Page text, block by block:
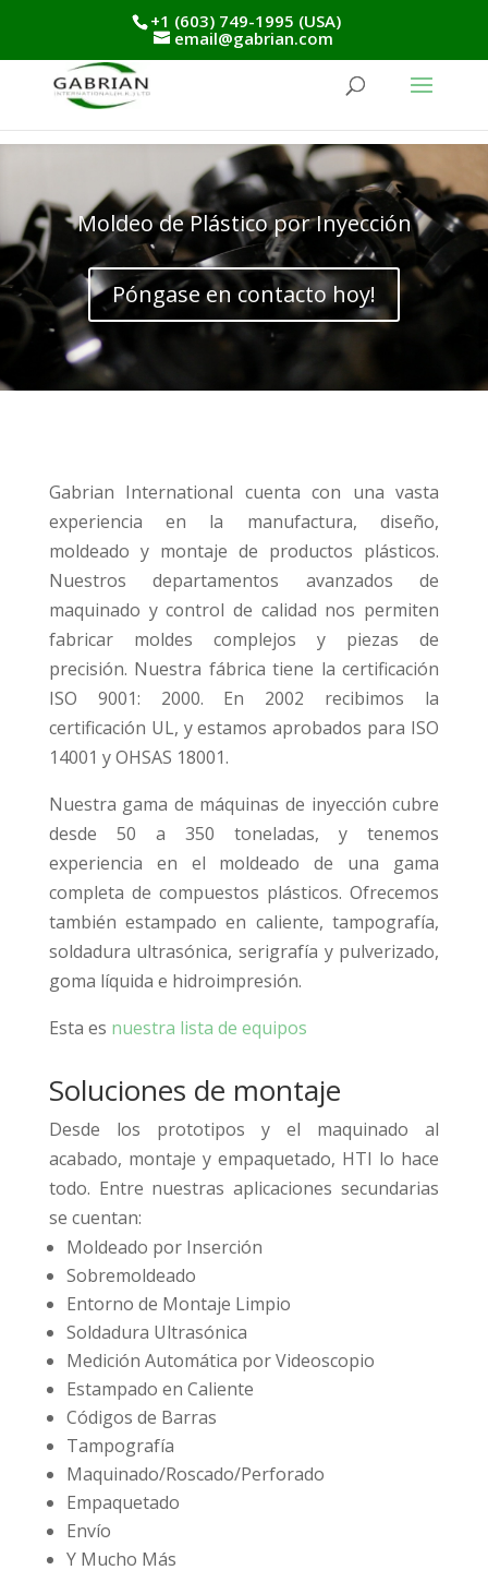
+1 (603) 749-1995 (USA)
email@gabrian.com
Moldeo de Plástico por Inyección
Póngase en contacto hoy!
Gabrian International cuenta con una vasta
experiencia en la manufactura, diseño,
moldeado y montaje de productos plásticos.
Nuestros departamentos avanzados de
maquinado y control de calidad nos permiten
fabricar moldes complejos y piezas de
precisión. Nuestra fábrica tiene la certificación
ISO 9001: 2000. En 2002 recibimos la
certificación UL, y estamos aprobados para ISO
14001 y OHSAS 18001.
Nuestra gama de máquinas de inyección cubre
desde 50 a 350 toneladas, y tenemos
experiencia en el moldeado de una gama
completa de compuestos plásticos. Ofrecemos
también estampado en caliente, tampografía,
soldadura ultrasónica, serigrafía y pulverizado,
goma líquida e hidroimpresión.
Esta es nuestra lista de equipos
Soluciones de montaje
Desde los prototipos y el maquinado al
acabado, montaje y empaquetado, HTI lo hace
todo. Entre nuestras aplicaciones secundarias
se cuentan:
Moldeado por Inserción
Sobremoldeado
Entorno de Montaje Limpio
Soldadura Ultrasónica
Medición Automática por Videoscopio
Estampado en Caliente
Códigos de Barras
Tampografía
Maquinado/Roscado/Perforado
Empaquetado
Envío
Y Mucho Más